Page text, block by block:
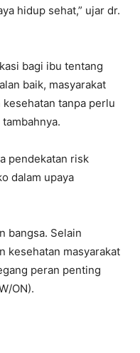
hidup sehat,” ujar dr.
bagi ibu tentang
baik, masyarakat
tanpa perlu
pendekatan risk
dalam upaya
bangsa. Selain
kesehatan masyarakat
peran penting
ON).